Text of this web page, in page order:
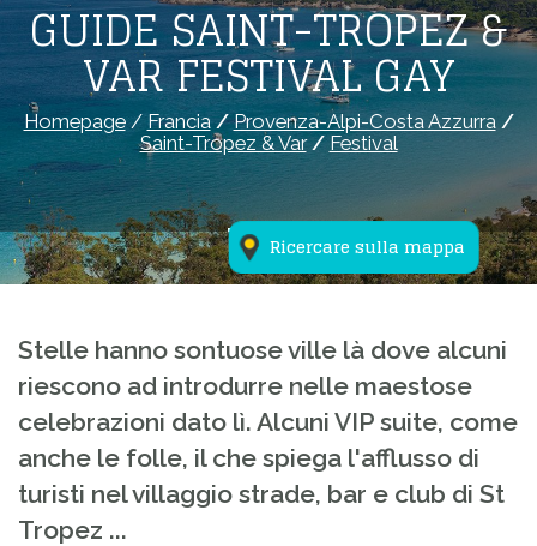
Ricercare sulla mappa
GUIDE SAINT-TROPEZ &
VAR FESTIVAL GAY
Homepage/ Francia/Provenza-Alpi-Costa Azzurra/
Saint-Tropez & Var/ Festival
Stelle hanno sontuose ville là dove alcuni
riescono ad introdurre nelle maestose
celebrazioni dato lì. Alcuni VIP suite, come
anche le folle, il che spiega l'afflusso di
turisti nel villaggio strade, bar e club di St
Tropez ...